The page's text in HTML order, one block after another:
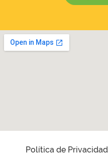
Política de Privacidad